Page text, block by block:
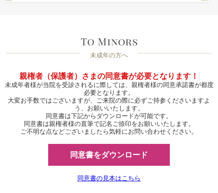
未成年の方へ
親権者（保護者）さまの同意書が必要となります！
未成年者様が当院を受診されるに際しては、親権者様の同意承諾書が都度
必要となります。
大変お手数ではございますが、ご来院の際に必ずご持参くださいますよ
う、お願いいたします。
同意書は下記からダウンロードが可能です。
同意書は親権者様の直筆で記名ご捺印をお願いいたします。
ご不明な点などございましたら気軽にお問い合わせください。
同意書をダウンロード
同意書の見本はこちら